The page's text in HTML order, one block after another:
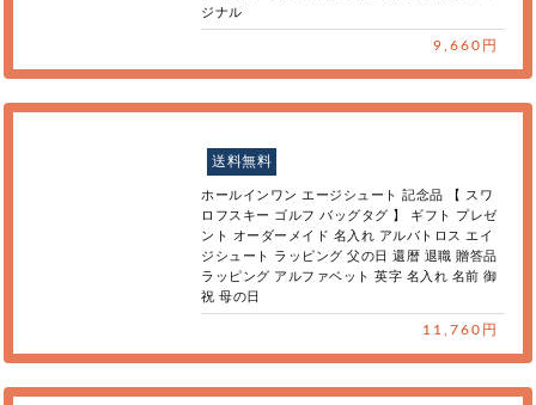
ジナル
9,660円
送料無料
ホールインワン エージシュート 記念品 【 スワ
ロフスキー ゴルフ バッグタグ 】 ギフト プレゼ
ント オーダーメイド 名入れ アルバトロス エイ
ジシュート ラッピング 父の日 還暦 退職 贈答品
ラッピング アルファベット 英字 名入れ 名前 御
祝 母の日
11,760円